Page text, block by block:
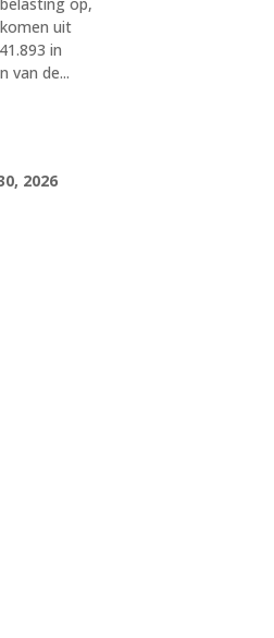
2026
uit
in
van de...